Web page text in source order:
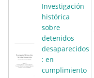
Investigación
histórica
sobre
detenidos
desaparecidos
: en
cumplimiento